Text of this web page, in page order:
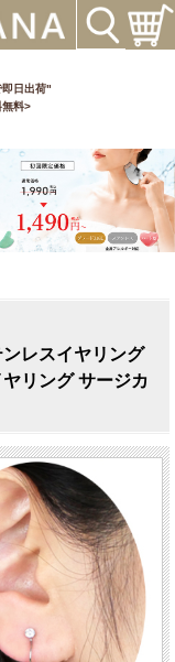
日出荷"
料>
レスイヤリング
リング サージカ